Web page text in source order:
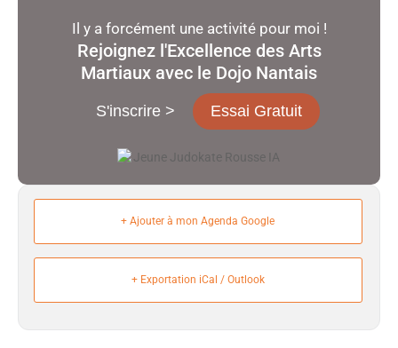
Rejoignez l'Excellence des Arts
Martiaux avec le Dojo Nantais
Il y a forcément une activité pour moi !
Essai Gratuit
S'inscrire >
+ Ajouter à mon Agenda Google
+ Exportation iCal / Outlook